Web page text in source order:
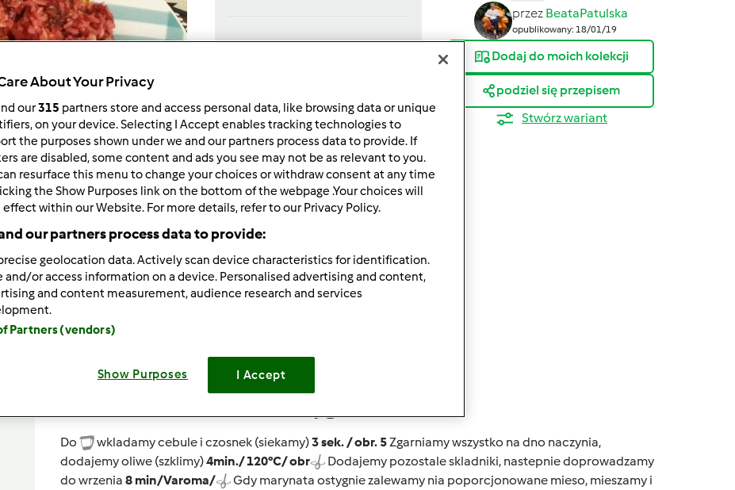
porcja/porcje/porcji
6porcja/porcje/porcji
Poziom
przez BeataPatulska
opublikowany: 18/01/19
Dodaj do moich kolekcji
podziel się przepisem
Stwórz wariant
Do wkladamy cebule i czosnek (siekamy)3 sek. / obr. 5Zgarniamy wszystko na dno naczynia,
dodajemy oliwe (szklimy)4min./ 120°C/ obr
Dodajemy pozostale skladniki, nastepnie doprowadzamy
do wrzenia 8 min/Varoma/
Gdy marynata ostygnie zalewamy nia poporcjonowane mieso, mieszamy i
About Your Privacy
our315 partners store and access personal data, like browsing data or unique
on your device. Selecting I Accept enables tracking technologies to
the purposes shown under we and our partners process data to provide. If
are disabled, some content and ads you see may not be as relevant to you.
resurface this menu to change your choices or withdraw consent at any time
the Show Purposes link on the bottom of the webpage .Your choices will
effect within our Website. For more details, refer to our Privacy Policy.
our partners process data to provide:
geolocation data. Actively scan device characteristics for identification.
and/or access information on a device. Personalised advertising and content,
and content measurement, audience research and services
Partners (vendors)
Show Purposes I Accept